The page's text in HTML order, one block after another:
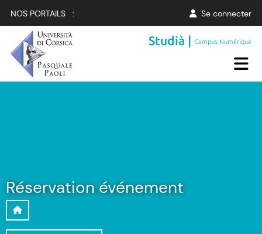
NOS PORTAILS : Se connecter
Studià |Campus Numérique
Réservation événement